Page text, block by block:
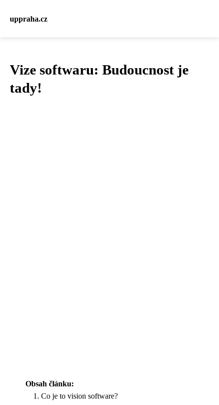
uppraha.cz
Vize softwaru: Budoucnost je
tady!
Obsah článku:
Co je to vision software?